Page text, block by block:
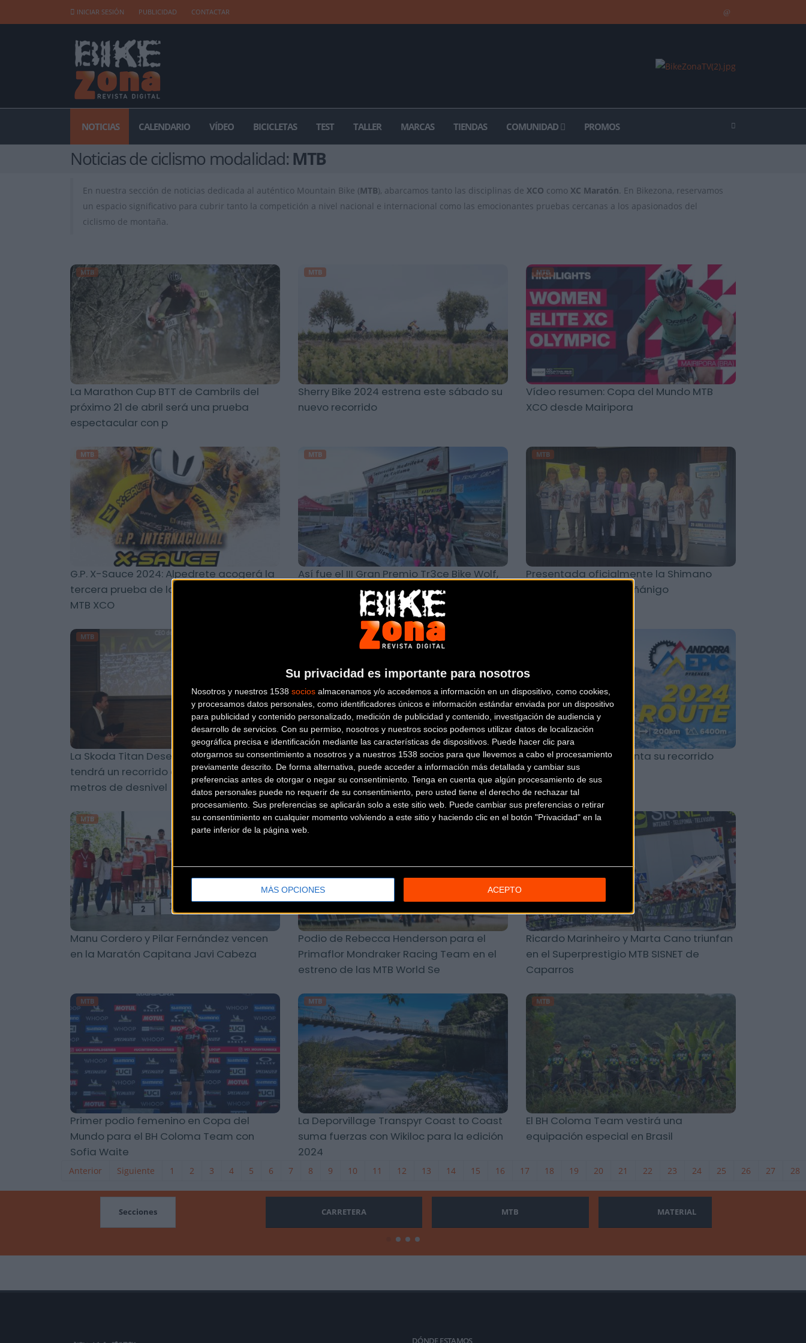
Su privacidad es importante para nosotros
Nosotros y nuestros 1538 socios almacenamos y/o accedemos a información en un dispositivo, como cookies,
y procesamos datos personales, como identificadores únicos e información estándar enviada por un dispositivo
para publicidad y contenido personalizado, medición de publicidad y contenido, investigación de audiencia y
desarrollo de servicios. Con su permiso, nosotros y nuestros socios podemos utilizar datos de localización
geográfica precisa e identificación mediante las características de dispositivos. Puede hacer clic para
otorgarnos su consentimiento a nosotros y a nuestros 1538 socios para que llevemos a cabo el procesamiento
previamente descrito. De forma alternativa, puede acceder a información más detallada y cambiar sus
preferencias antes de otorgar o negar su consentimiento. Tenga en cuenta que algún procesamiento de sus
datos personales puede no requerir de su consentimiento, pero usted tiene el derecho de rechazar tal
procesamiento. Sus preferencias se aplicarán solo a este sitio web. Puede cambiar sus preferencias o retirar
su consentimiento en cualquier momento volviendo a este sitio y haciendo clic en el botón "Privacidad" en la
parte inferior de la página web.
MÁS OPCIONES ACEPTO
INICIAR SESIÓN PUBLICIDAD CONTACTAR
NOTICIAS CALENDARIO VÍDEO BICICLETAS TEST TALLER MARCAS TIENDAS COMUNIDAD PROMOS
Noticias de ciclismo modalidad: MTB
En nuestra sección de noticias dedicada al auténtico Mountain Bike (MTB), abarcamos tanto las disciplinas de XCO como XC Maratón. En Bikezona, reservamos
un espacio significativo para cubrir tanto la competición a nivel nacional e internacional como las emocionantes pruebas cercanas a los apasionados del
ciclismo de montaña.
MTB
La Marathon Cup BTT de Cambrils del
próximo 21 de abril será una prueba
espectacular con p
MTB
Sherry Bike 2024 estrena este sábado su
nuevo recorrido
MTB
Vídeo resumen: Copa del Mundo MTB
XCO desde Mairipora
MTB
G.P. X-Sauce 2024: Alpedrete acogerá la
tercera prueba de la Copa de España de
MTB XCO
MTB
Así fue el III Gran Premio Tr3ce Bike Wolf,
5ª prueba puntuable de la Super Cup Kids
MTB
Presentada oficialmente la Shimano
Super Cup Massi Sabiñánigo
MTB
La Skoda Titan Desert Morocco 2024
tendrá un recorrido de 600 km y 7000
metros de desnivel
Calendario Copa del Mundo de MTB 2024
de MTB XC, Enduro y DH
La Andorra Epic presenta su recorrido
para la edición 2024
MTB
Manu Cordero y Pilar Fernández vencen
en la Maratón Capitana Javi Cabeza
MTB
Podio de Rebecca Henderson para el
Primaflor Mondraker Racing Team en el
estreno de las MTB World Se
MTB
Ricardo Marinheiro y Marta Cano triunfan
en el Superprestigio MTB SISNET de
Caparros
MTB
Primer podio femenino en Copa del
Mundo para el BH Coloma Team con
Sofia Waite
MTB
La Deporvillage Transpyr Coast to Coast
suma fuerzas con Wikiloc para la edición
2024
MTB
El BH Coloma Team vestirá una
equipación especial en Brasil
Anterior Siguiente 1 2 3 4 5 6 7 8 9 10 11 12 13 14 15 16 17 18 19 20 21 22 23 24 25 26 27 28
Secciones CARRETERA MTB MATERIAL
DÓNDE ESTAMOS